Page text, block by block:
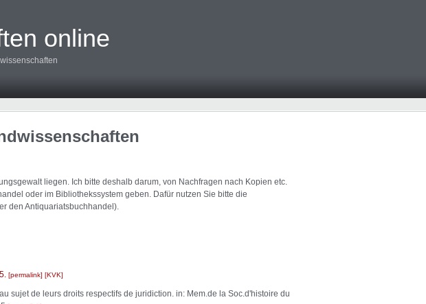
online
liegen. Ich bitte deshalb darum, von Nachfragen nach Kopien etc.
oder im Bibliothekssystem geben. Dafür nutzen Sie bitte die
den Antiquariatsbuchhandel).
permalink KVK
sujet de leurs droits respectifs de juridiction. in: Mem.de la Soc.d'histoire du